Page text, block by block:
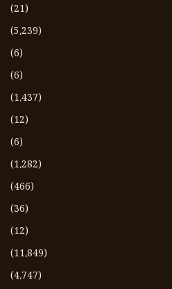
(21)
(5،239)
(6)
(6)
(1،437)
(12)
(6)
(1،282)
(466)
(36)
(12)
(11،849)
(4،747)